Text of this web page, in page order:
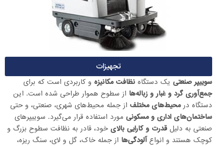
تجهیزات
سوییپر صنعتی یک دستگاه نظافت مکانیزه و کاربردی است که برای
جمع‌آوری گرد و غبار و زباله‌ها از سطوح هموار طراحی شده است. این
دستگاه درمحیط‌های مختلف از جمله محیط‌های شهری، صنعتی، و حتی
ساختمان‌های اداری و مسکونی مورد استفاده قرار می‌گیرد. سوییپرهای
صنعتی به دلیل قدرت و کارایی بالای خود، قادر به نظافت سطوح بزرگ و
کوچک هستند و انواعآلودگی‌ها از جمله خاک، گل و لای، سنگ ریزه،